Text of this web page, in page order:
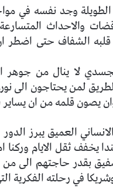
وجد نفسه في
والاحداث
الشفاف حتى اضطر
لا ينال من جوهر
لمن يحتاجون الى
يصون قلمه من ان
العميق يبرز
يخفف ثقل الايام
بقدر حاجتهم الى من
في رحلته الفكرية